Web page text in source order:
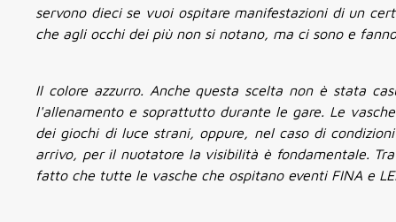
servono dieci se vuoi ospitare manifestazioni di un
che agli occhi dei più non si notano, ma ci sono e
Il colore azzurro. Anche questa scelta non è stata
l'allenamento e soprattutto durante le gare. Le
dei giochi di luce strani, oppure, nel caso di
arrivo, per il nuotatore la visibilità è fondamentale.
fatto che tutte le vasche che ospitano eventi FINA e